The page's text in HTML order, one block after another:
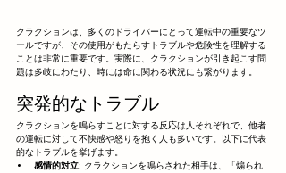
クラクションは、多くのドライバーにとって運転中の重要なツ
ールですが、その使用がもたらすトラブルや危険性を理解する
ことは非常に重要です。実際に、クラクションが引き起こす問
題は多岐にわたり、時には命に関わる状況にも繋がります。
突発的なトラブル
クラクションを鳴らすことに対する反応は人それぞれで、他者
の運転に対して不快感や怒りを抱く人も多いです。以下に代表
的なトラブルを挙げます。
感情的対立: クラクションを鳴らされた相手は、「煽られ